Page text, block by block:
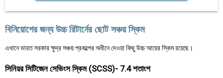
বিনিয়োগের জন্য উচ্চ রিটার্নের ছোট সঞ্চয় স্কিম
এখানে ভারত সরকার ক্ষুদ্র সঞ্চয় প্রকল্পের অধীনে দেওয়া কিছু উচ্চ আয়ের স্কিম রয়েছে।
সিনিয়র সিটিজেন সেভিংস স্কিম (SCSS)- 7.4 শতাংশ